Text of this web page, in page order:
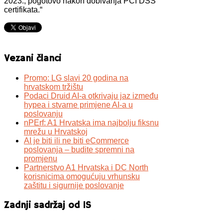
certifikata.“
Vezani članci
Promo: LG slavi 20 godina na
hrvatskom tržištu
Podaci Druid AI-a otkrivaju jaz između
hypea i stvarne primjene AI-a u
poslovanju
nPErf: A1 Hrvatska ima najbolju fiksnu
mrežu u Hrvatskoj
AI je biti ili ne biti eCommerce
poslovanja – budite spremni na
promjenu
Partnerstvo A1 Hrvatska i DC North
korisnicima omogućuju vrhunsku
zaštitu i sigurnije poslovanje
Zadnji sadržaj od IS